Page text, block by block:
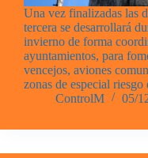
Una vez finalizadas las
tercera se desarrollará
invierno de forma
ayuntamientos, para
vencejos, aviones
zonas de especial
ControlM
05/